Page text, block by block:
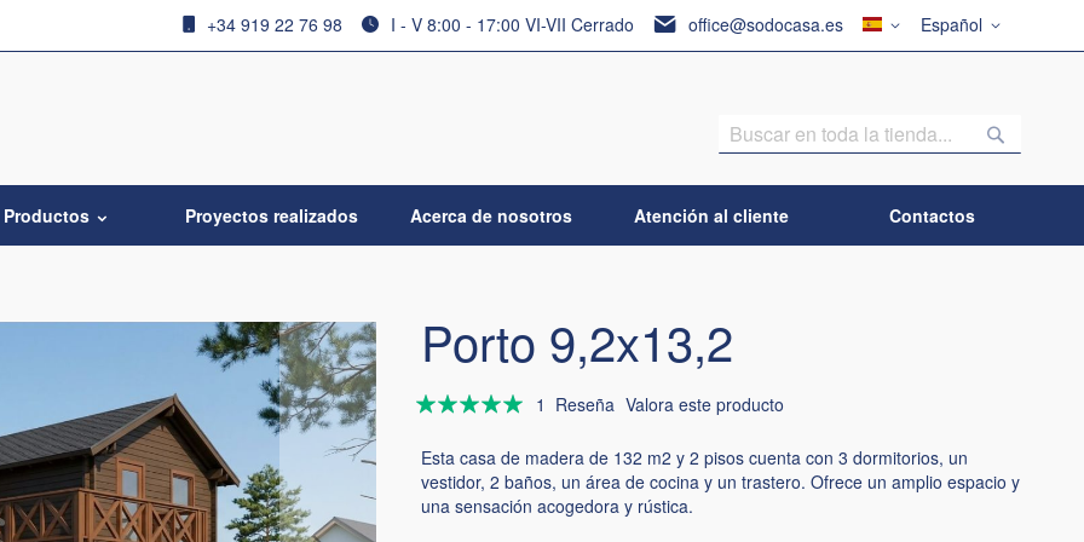
Lenguaje
Español
País
office@sodocasa.es
I - V 8:00 - 17:00 VI-VII Cerrado
+34 919 22 76 98
Productos Proyectos realizados Acerca de nosotros Atención al cliente Contactos
Porto 9,2x13,2
Valoración:
1 Reseña Valora este producto
Esta casa de madera de 132 m2 y 2 pisos cuenta con 3 dormitorios, un
vestidor, 2 baños, un área de cocina y un trastero. Ofrece un amplio espacio y
una sensación acogedora y rústica.